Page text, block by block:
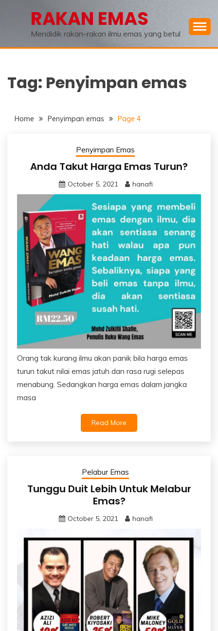
RAKAN EMAS
Mendidik rakan-rakan ilmu emas yang betul
Tag: Penyimpan emas
Home Penyimpan emas Page 4
Penyimpan Emas
Anda Takut Harga Emas Turun?
October 5, 2021 hanafi
Orang tak kurang ilmu akan panik bila harga emas
turun takut nilai emas jatuh dan rasa rugi selepas
menabung. Sedangkan harga emas dalam jangka
masa
Read More
Pelabur Emas
Tunggu Duit Lebih Untuk Melabur
Emas?
October 5, 2021 hanafi